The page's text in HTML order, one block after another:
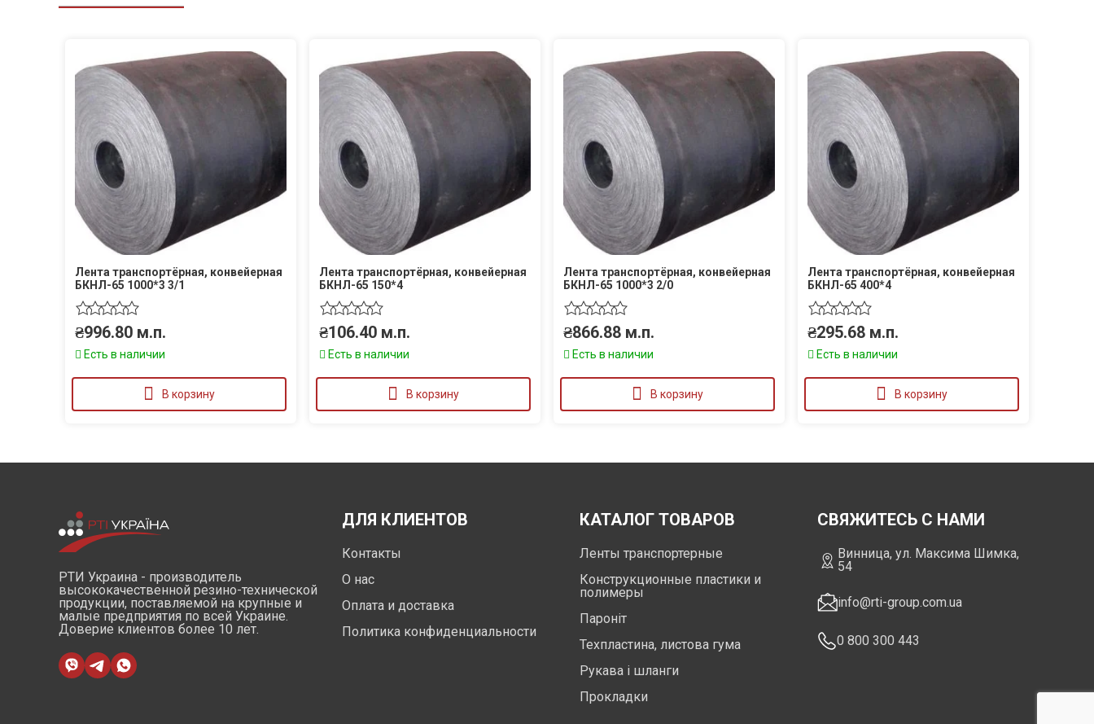
Лента транспортёрная, конвейерная
БКНЛ-65 1000*3 3/1
₴996.80 м.п.
Есть в наличии
В корзину
Лента транспортёрная, конвейерная
БКНЛ-65 150*4
₴106.40 м.п.
Есть в наличии
В корзину
Лента транспортёрная, конвейерная
БКНЛ-65 1000*3 2/0
₴866.88 м.п.
Есть в наличии
В корзину
Лента транспортёрная, конвейерная
БКНЛ-65 400*4
₴295.68 м.п.
Есть в наличии
В корзину
РТИ Украина - производитель
высококачественной резино-технической
продукции, поставляемой на крупные и
малые предприятия по всей Украине.
Доверие клиентов более 10 лет.
ДЛЯ КЛИЕНТОВ
Контакты
О нас
Оплата и доставка
Политика конфиденциальности
КАТАЛОГ ТОВАРОВ
Ленты транспортерные
Конструкционные пластики и
полимеры
Пароніт
Техпластина, листова гума
Рукава і шланги
Прокладки
СВЯЖИТЕСЬ С НАМИ
Винница, ул. Максима Шимка,
54
info@rti-group.com.ua
0 800 300 443